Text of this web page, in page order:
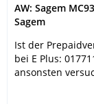
AW: Sagem
Sagem
Ist der
bei E Plus:
ansonsten